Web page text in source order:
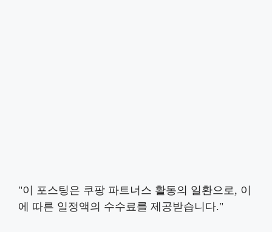
"이 포스팅은 쿠팡 파트너스 활동의 일환으로, 이
에 따른 일정액의 수수료를 제공받습니다."